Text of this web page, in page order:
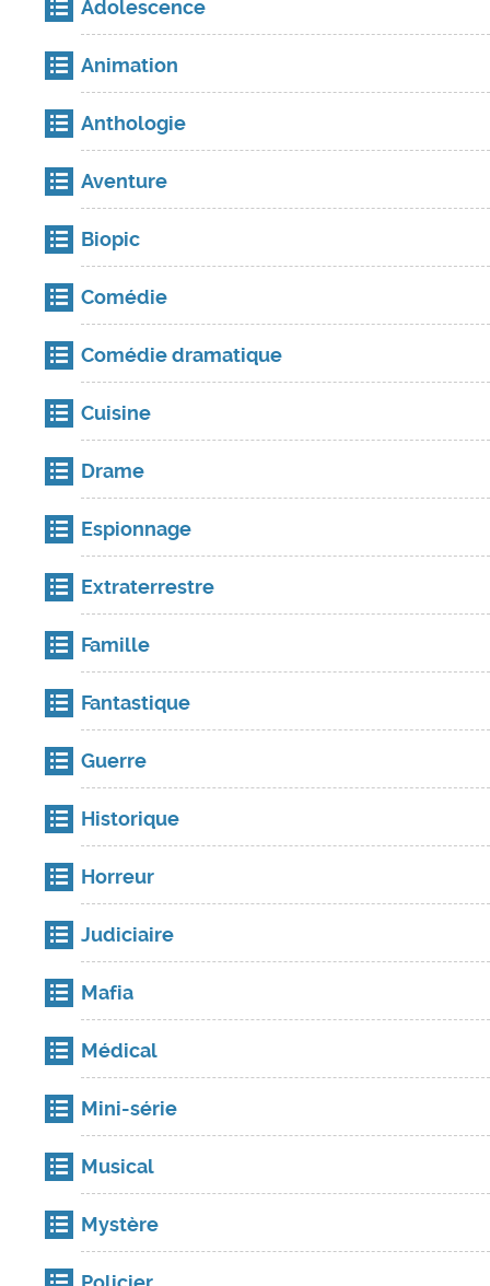
Adolescence
Animation
Anthologie
Aventure
Biopic
Comédie
Comédie dramatique
Cuisine
Drame
Espionnage
Extraterrestre
Famille
Fantastique
Guerre
Historique
Horreur
Judiciaire
Mafia
Médical
Mini-série
Musical
Mystère